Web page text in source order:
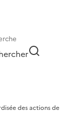
des actions de